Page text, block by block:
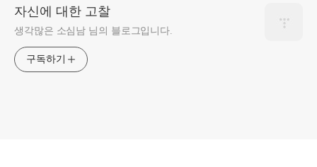
자신에 대한 고찰
생각많은 소심남 님의 블로그입니다.
구독하기